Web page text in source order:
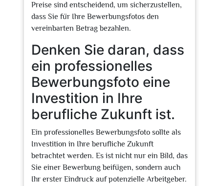
Preise sind entscheidend, um sicherzustellen,
dass Sie für Ihre Bewerbungsfotos den
vereinbarten Betrag bezahlen.
Denken Sie daran, dass
ein professionelles
Bewerbungsfoto eine
Investition in Ihre
berufliche Zukunft ist.
Ein professionelles Bewerbungsfoto sollte als
Investition in Ihre berufliche Zukunft
betrachtet werden. Es ist nicht nur ein Bild, das
Sie einer Bewerbung beifügen, sondern auch
Ihr erster Eindruck auf potenzielle Arbeitgeber.